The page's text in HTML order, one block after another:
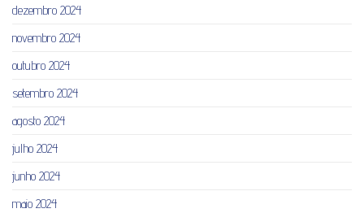
dezembro 2024
novembro 2024
outubro 2024
setembro 2024
agosto 2024
julho 2024
junho 2024
maio 2024